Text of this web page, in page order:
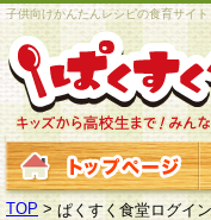
子供向けかんたんレシピの食育サイト
TOP > ぱくすく食堂ログイ